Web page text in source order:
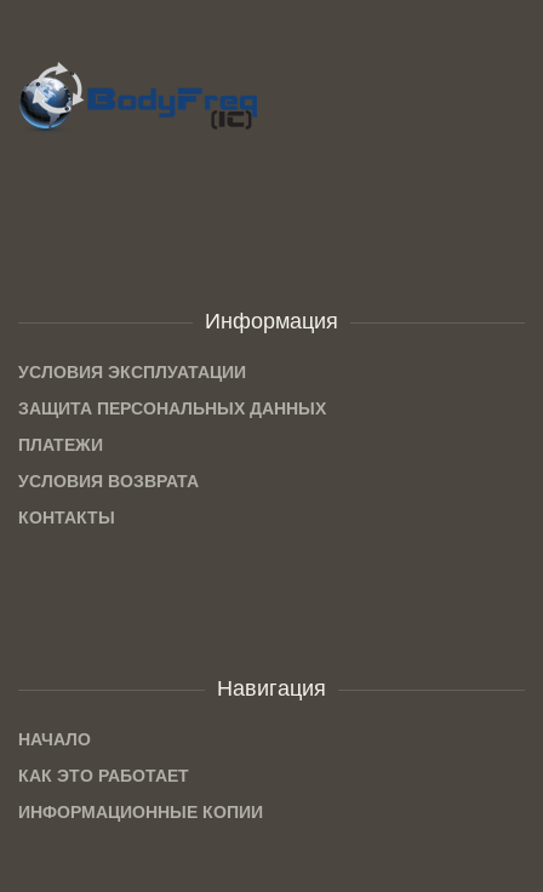
Информация
УСЛОВИЯ ЭКСПЛУАТАЦИИ
ЗАЩИТА ПЕРСОНАЛЬНЫХ ДАННЫХ
ПЛАТЕЖИ
УСЛОВИЯ ВОЗВРАТА
КОНТАКТЫ
Навигация
НАЧАЛО
КАК ЭТО РАБОТАЕТ
ИНФОРМАЦИОННЫЕ КОПИИ